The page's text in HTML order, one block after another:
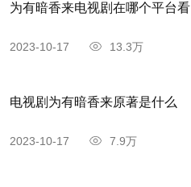
为有暗香来电视剧在哪个平台看
2023-10-17 13.3万
电视剧为有暗香来原著是什么
2023-10-17 7.9万